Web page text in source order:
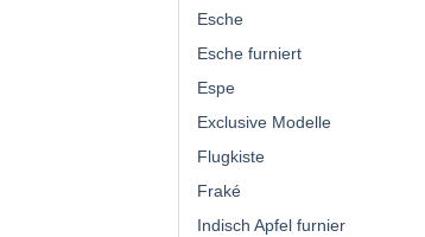
Esche
Esche furniert
Espe
Exclusive Modelle
Flugkiste
Fraké
Indisch Apfel furnier